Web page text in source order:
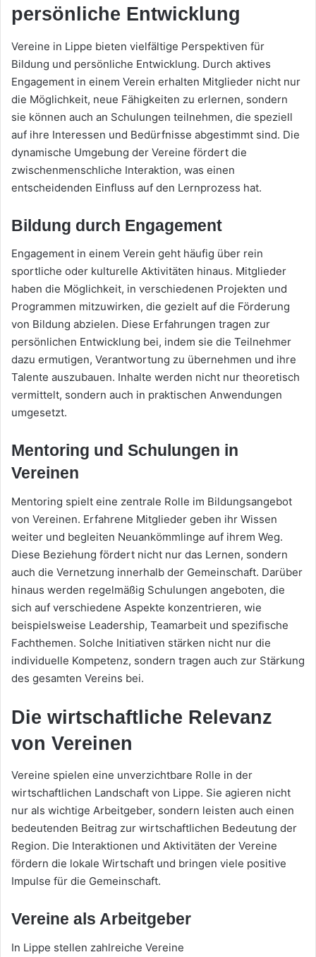
persönliche Entwicklung
Vereine in Lippe bieten vielfältige Perspektiven für
Bildung und persönliche Entwicklung. Durch aktives
Engagement in einem Verein erhalten Mitglieder nicht nur
die Möglichkeit, neue Fähigkeiten zu erlernen, sondern
sie können auch an Schulungen teilnehmen, die speziell
auf ihre Interessen und Bedürfnisse abgestimmt sind. Die
dynamische Umgebung der Vereine fördert die
zwischenmenschliche Interaktion, was einen
entscheidenden Einfluss auf den Lernprozess hat.
Bildung durch Engagement
Engagement in einem Verein geht häufig über rein
sportliche oder kulturelle Aktivitäten hinaus. Mitglieder
haben die Möglichkeit, in verschiedenen Projekten und
Programmen mitzuwirken, die gezielt auf die Förderung
von Bildung abzielen. Diese Erfahrungen tragen zur
persönlichen Entwicklung bei, indem sie die Teilnehmer
dazu ermutigen, Verantwortung zu übernehmen und ihre
Talente auszubauen. Inhalte werden nicht nur theoretisch
vermittelt, sondern auch in praktischen Anwendungen
umgesetzt.
Mentoring und Schulungen in
Vereinen
Mentoring spielt eine zentrale Rolle im Bildungsangebot
von Vereinen. Erfahrene Mitglieder geben ihr Wissen
weiter und begleiten Neuankömmlinge auf ihrem Weg.
Diese Beziehung fördert nicht nur das Lernen, sondern
auch die Vernetzung innerhalb der Gemeinschaft. Darüber
hinaus werden regelmäßig Schulungen angeboten, die
sich auf verschiedene Aspekte konzentrieren, wie
beispielsweise Leadership, Teamarbeit und spezifische
Fachthemen. Solche Initiativen stärken nicht nur die
individuelle Kompetenz, sondern tragen auch zur Stärkung
des gesamten Vereins bei.
Die wirtschaftliche Relevanz
von Vereinen
Vereine spielen eine unverzichtbare Rolle in der
wirtschaftlichen Landschaft von Lippe. Sie agieren nicht
nur als wichtige Arbeitgeber, sondern leisten auch einen
bedeutenden Beitrag zur wirtschaftlichen Bedeutung der
Region. Die Interaktionen und Aktivitäten der Vereine
fördern die lokale Wirtschaft und bringen viele positive
Impulse für die Gemeinschaft.
Vereine als Arbeitgeber
In Lippe stellen zahlreiche Vereine